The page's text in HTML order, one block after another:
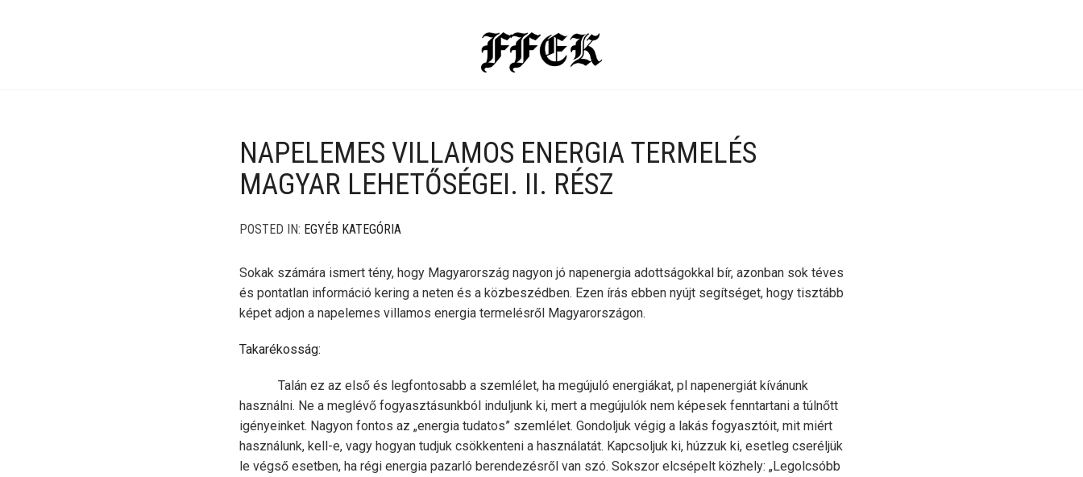
NAPELEMES VILLAMOS ENERGIA TERMELÉS
MAGYAR LEHETŐSÉGEI. II. RÉSZ
POSTED IN: EGYÉB KATEGÓRIA
Sokak számára ismert tény, hogy Magyarország nagyon jó napenergia adottságokkal bír, azonban sok téves
és pontatlan információ kering a neten és a közbeszédben. Ezen írás ebben nyújt segítséget, hogy tisztább
képet adjon a napelemes villamos energia termelésről Magyarországon.
Takarékosság:
Talán ez az első és legfontosabb a szemlélet, ha megújuló energiákat, pl napenergiát kívánunk
használni. Ne a meglévő fogyasztásunkból induljunk ki, mert a megújulók nem képesek fenntartani a túlnőtt
igényeinket. Nagyon fontos az „energia tudatos” szemlélet. Gondoljuk végig a lakás fogyasztóit, mit miért
használunk, kell-e, vagy hogyan tudjuk csökkenteni a használatát. Kapcsoljuk ki, húzzuk ki, esetleg cseréljük
le végső esetben, ha régi energia pazarló berendezésről van szó. Sokszor elcsépelt közhely: „Legolcsóbb